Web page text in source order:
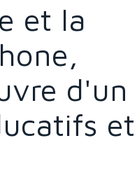
et la
d'un
et